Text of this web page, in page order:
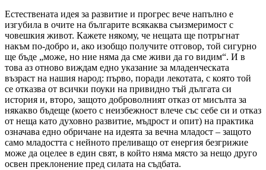
Естествената идея за развитие и прогрес вече напълно е
изгубила в очите на българите всякаква съизмеримост с
човешкия живот. Кажете някому, че нещата ще потръгнат
накъм по-добро и, ако изобщо получите отговор, той сигурно
ще бъде „може, но ние няма да сме живи да го видим“. И в
това аз отново виждам едно указание за младенческата
възраст на нашия народ: първо, поради лекотата, с която той
се отказва от всички поуки на привидно тъй дългата си
история и, второ, защото доброволният отказ от мисълта за
някакво бъдеще (което с неизбежност влече със себе си и отказ
от неща като духовно развитие, мъдрост и опит) на практика
означава едно обричане на идеята за вечна младост – защото
само младостта с нейното преливащо от енергия безгрижие
може да оцелее в един свят, в който няма място за нещо друго
освен преклонение пред силата на съдбата.